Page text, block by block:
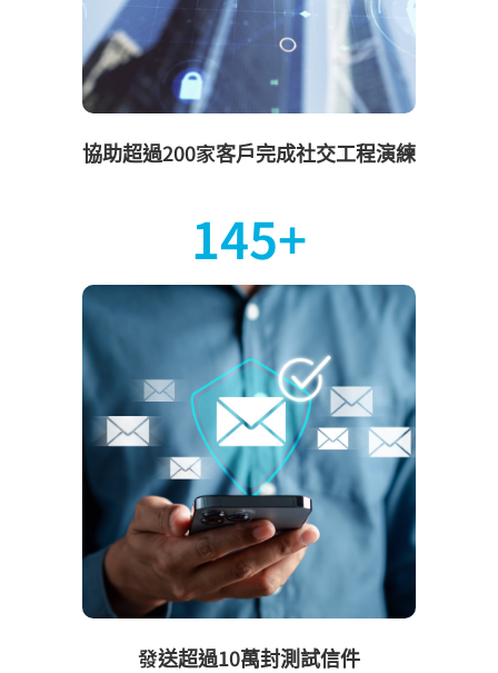
協助超過200家客戶完成社交工程演練
191+
發送超過10萬封測試信件